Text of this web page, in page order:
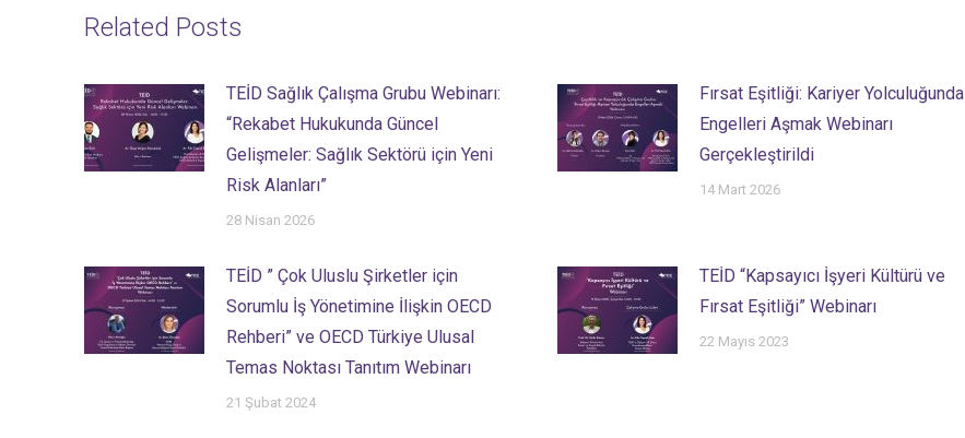
Related Posts
TEİD Sağlık Çalışma Grubu Webinarı:
“Rekabet Hukukunda Güncel
Gelişmeler: Sağlık Sektörü için Yeni
Risk Alanları”
28 Nisan 2026
Fırsat Eşitliği: Kariyer Yolculuğunda
Engelleri Aşmak Webinarı
Gerçekleştirildi
14 Mart 2026
TEİD ” Çok Uluslu Şirketler için
Sorumlu İş Yönetimine İlişkin OECD
Rehberi” ve OECD Türkiye Ulusal
Temas Noktası Tanıtım Webinarı
21 Şubat 2024
TEİD “Kapsayıcı İşyeri Kültürü ve
Fırsat Eşitliği” Webinarı
22 Mayıs 2023